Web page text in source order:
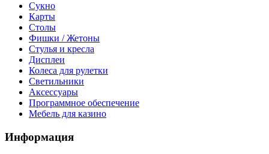
Сукно
Карты
Столы
Фишки / Жетоны
Стулья и кресла
Дисплеи
Колеса для рулетки
Светильники
Аксессуары
Программное обеспечение
Мебель для казино
Информация